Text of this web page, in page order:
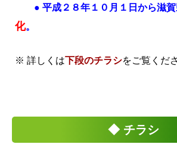
● 平成２８年１０月１日から滋
化。
※ 詳しくは下段のチラシをご覧くだ
◆ チラシ